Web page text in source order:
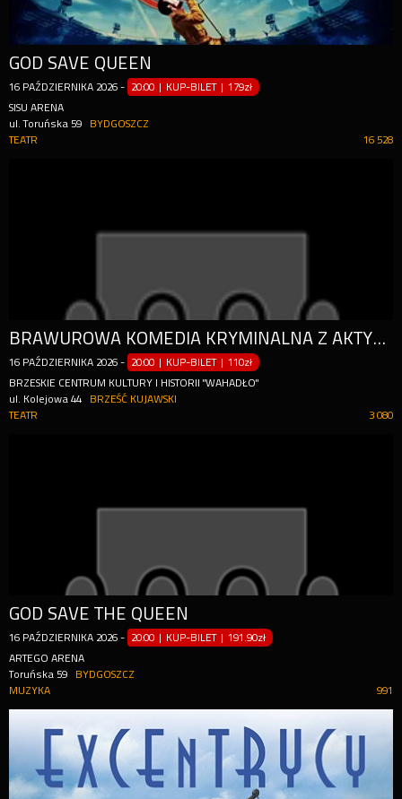
GOD SAVE QUEEN
16 PAŹDZIERNIKA 2026 - 20:00 | KUP-BILET |179zł
SISU ARENA
ul. Toruńska 59
BYDGOSZCZ
16 528
TEATR
BRAWUROWA KOMEDIA KRYMINALNA Z AKTYWNYM UDZIAŁEM PUBLICZNOŚCI
16 PAŹDZIERNIKA 2026 - 20:00 | KUP-BILET |110zł
BRZESKIE CENTRUM KULTURY I HISTORII "WAHADŁO"
ul. Kolejowa 44
BRZEŚĆ KUJAWSKI
3 080
TEATR
GOD SAVE THE QUEEN
16 PAŹDZIERNIKA 2026 - 20:00 | KUP-BILET |191.90zł
ARTEGO ARENA
Toruńska 59
BYDGOSZCZ
991
MUZYKA